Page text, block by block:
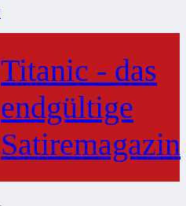
Titanic - das
endgültige
Satiremagazin